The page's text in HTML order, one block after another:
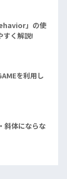
」の使
すく解説!
を利用し
体にならな